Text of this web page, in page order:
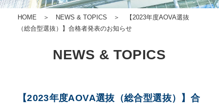
HOME ＞ NEWS & TOPICS ＞ 【2023年度AOVA選抜
（総合型選抜）】合格者発表のお知らせ
NEWS & TOPICS
【2023年度AOVA選抜（総合型選抜）】合